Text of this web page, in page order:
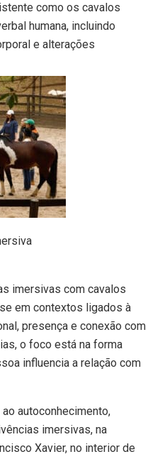
como os cavalos
humana, incluindo
e alterações
imersivas com cavalos
em contextos ligados à
presença e conexão com
o foco está na forma
influencia a relação com
autoconhecimento,
imersivas, na
Xavier, no interior de